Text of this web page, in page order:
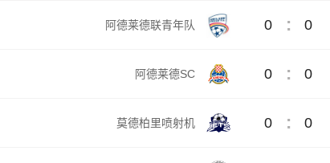
阿德莱德联青年队 0 : 0
阿德莱德SC 0 : 0
莫德柏里喷射机 0 : 0